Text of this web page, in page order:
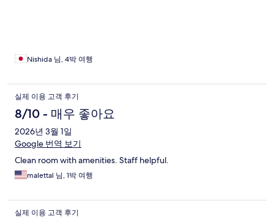
Nishida 님, 4박 여행
실제 이용 고객 후기
8/10 - 매우 좋아요
2026년 3월 1일
Google 번역 보기
Clean room with amenities. Staff helpful.
malettal 님, 1박 여행
실제 이용 고객 후기